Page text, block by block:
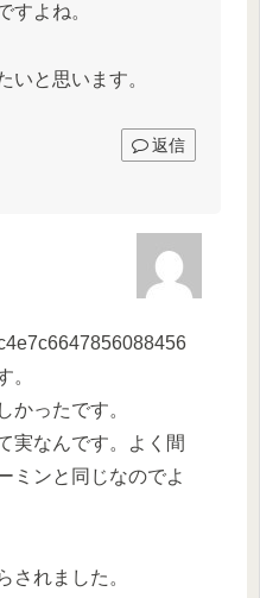
すよね。
いと思います。
返信
。
かったです。
なんです。よく間
ミンと同じなのでよ
されました。